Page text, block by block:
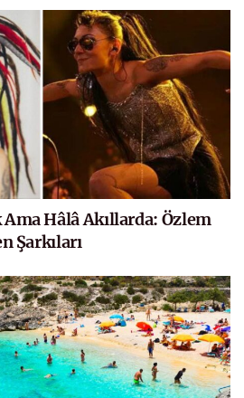
Hâlâ Akıllarda: Özlem
Şarkıları